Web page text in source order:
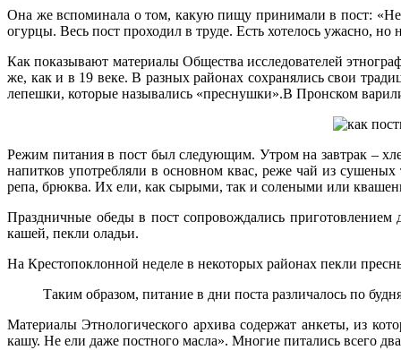
Она же вспоминала о том, какую пищу принимали в пост: «Не
огурцы. Весь пост проходил в труде. Есть хотелось ужасно,
Как показывают материалы Общества исследователей
же, как и в 19 веке. В разных районах сохранялись свои
лепешки, которые назывались «преснушки».В Пронском
Режим питания в пост был следующим. Утром на завтрак –
напитков употребляли в основном квас, реже чай из
репа, брюква. Их ели, как сырыми, так и солеными или
Праздничные обеды в пост сопровождались
кашей, пекли оладьи.
На Крестопоклонной неделе в некоторых районах пекли
Таким образом, питание в дни поста различалось по
Материалы Этнологического архива содержат анкеты, из
кашу. Не ели даже постного масла». Многие питались всего